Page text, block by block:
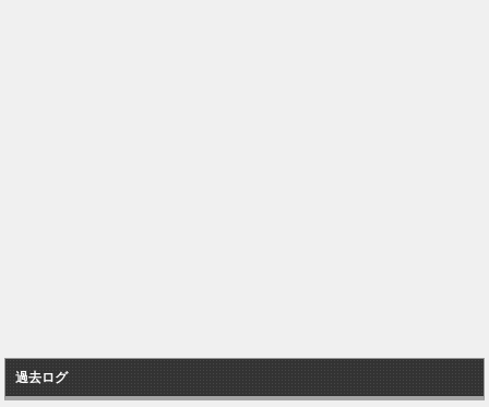
過去ログ